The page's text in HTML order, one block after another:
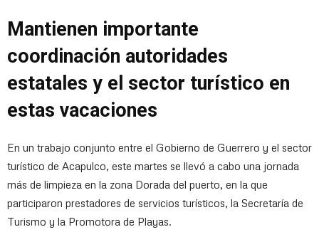
Mantienen importante
coordinación autoridades
estatales y el sector turístico en
estas vacaciones
En un trabajo conjunto entre el Gobierno de Guerrero y el sector
turístico de Acapulco, este martes se llevó a cabo una jornada
más de limpieza en la zona Dorada del puerto, en la que
participaron prestadores de servicios turísticos, la Secretaría de
Turismo y la Promotora de Playas.